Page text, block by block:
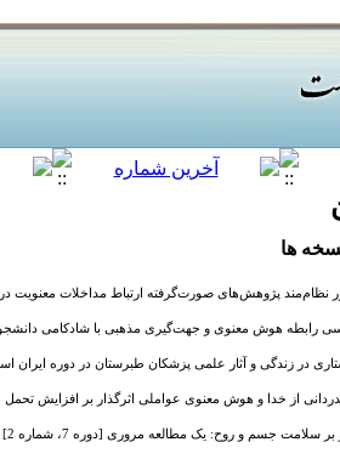
ها
نظام‌مند پژوهش‌های صورت‌گرفته ارتباط مداخلات معنویت در
رابطه هوش معنوی و جهت‌گیری مذهبی با شادکامی دانشجویان
در زندگی و آثار علمی پزشکان طبرستان در دوره ایران اسلامی
از خدا و هوش معنوی عواملی اثرگذار بر افزایش تحمل ناکامی
بر سلامت جسم و روح: یک مطالعه مروری [دوره 7، شماره 2]